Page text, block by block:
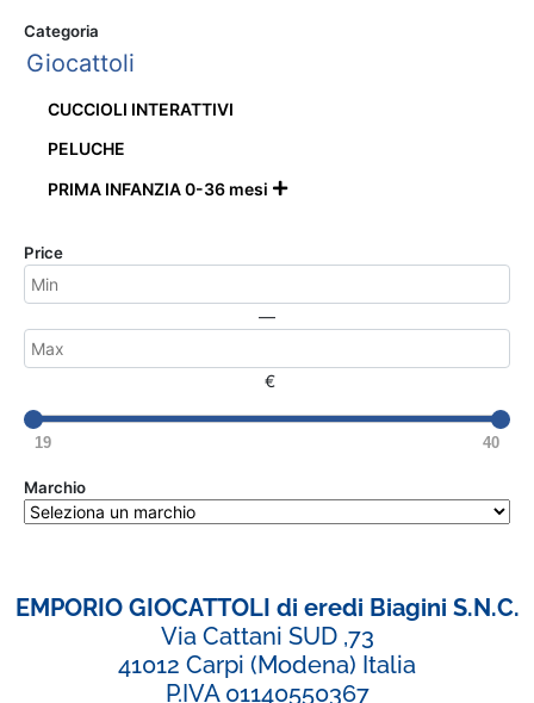
Categoria
Giocattoli
CUCCIOLI INTERATTIVI
PELUCHE
PRIMA INFANZIA 0-36 mesi 
Price
—
€
19 40
Marchio
EMPORIO GIOCATTOLI di eredi Biagini S.N.C.
Via Cattani SUD ,73
41012 Carpi (Modena) Italia
P.IVA 01140550367